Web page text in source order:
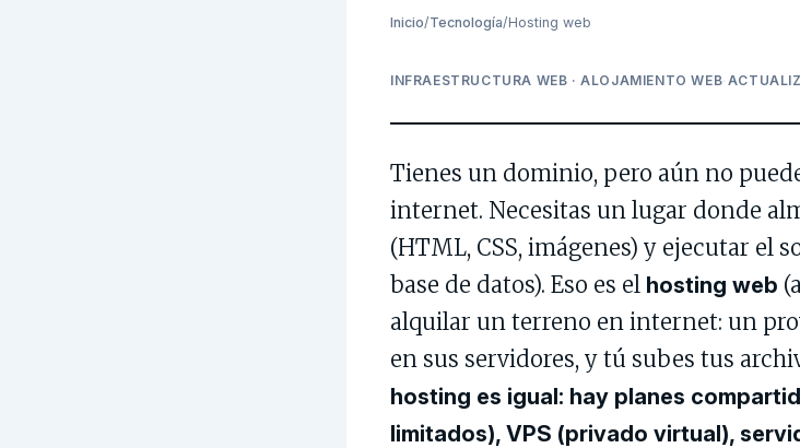
Inicio/Tecnología/Hosting web
INFRAESTRUCTURA WEB · ALOJAMIENTO WEB·
Tienes un dominio, pero aún no
internet. Necesitas un lugar donde
(HTML, CSS, imágenes) y ejecutar el
base de datos). Eso es el hosting web
alquilar un terreno en internet: un
en sus servidores, y tú subes tus
hosting es igual: hay planes
limitados), VPS (privado virtual),